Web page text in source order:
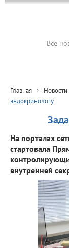
Все
Главная Новости
эндокринологу
На порталах
стартовала
внутренней